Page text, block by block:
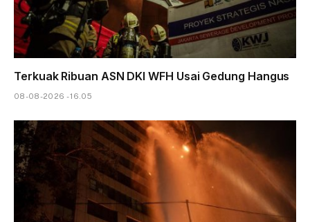
Terkuak Ribuan ASN DKI WFH Usai Gedung Hangus
08-08-2026 - 16.05